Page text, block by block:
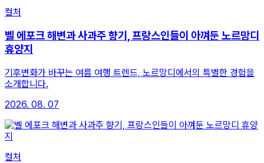
컬처
벨 에포크 해변과 사과주 향기, 프랑스인들이 아껴둔 노르망디
휴양지
기후변화가 바꾸는 여름 여행 트렌드, 노르망디에서의 특별한 경험을
소개합니다.
2026. 08. 07
컬처